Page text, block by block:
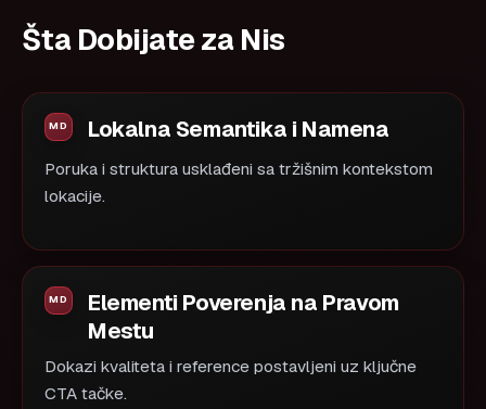
Šta Dobijate za Nis
Lokalna Semantika i Namena
Poruka i struktura usklađeni sa tržišnim kontekstom
lokacije.
Elementi Poverenja na Pravom
Mestu
Dokazi kvaliteta i reference postavljeni uz ključne
CTA tačke.